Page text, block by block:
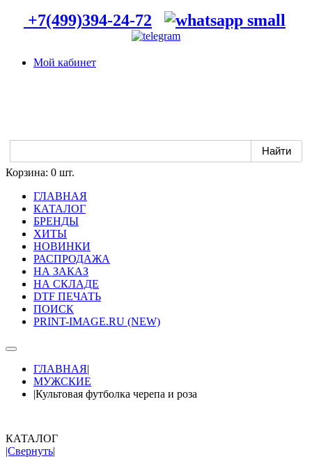
+7(499)394-24-72
Мой кабинет
Корзина: 0 шт.
ГЛАВНАЯ
КАТАЛОГ
БРЕНДЫ
ХИТЫ
НОВИНКИ
РАСПРОДАЖА
НА ЗАКАЗ
НА СКЛАДЕ
DTF ПЕЧАТЬ
ПОИСК
PRINT-IMAGE.RU (NEW)
ГЛАВНАЯ|
МУЖСКИЕ
|Культовая футболка черепа и роза
КАТАЛОГ
|Свернуть|